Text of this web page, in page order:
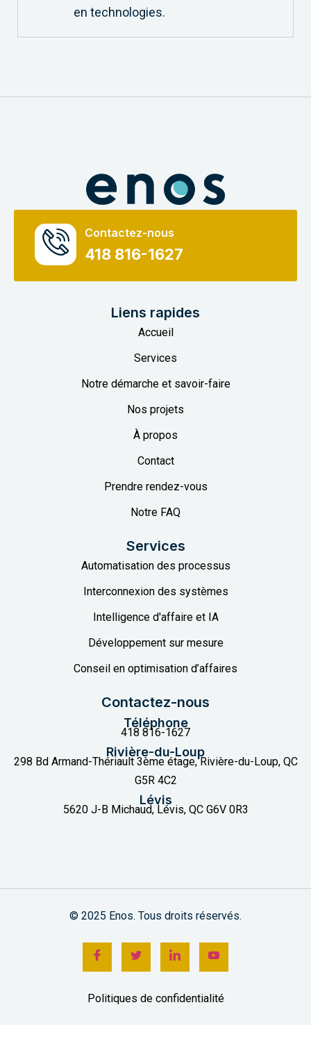
en technologies.
Contactez-nous
418 816-1627
Liens rapides
Accueil
Services
Notre démarche et savoir-faire
Nos projets
À propos
Contact
Prendre rendez-vous
Notre FAQ
Services
Automatisation des processus
Interconnexion des systèmes
Intelligence d'affaire et IA
Développement sur mesure
Conseil en optimisation d’affaires
Contactez-nous
Téléphone
418 816-1627
Rivière-du-Loup
298 Bd Armand-Thériault 3ème étage, Rivière-du-Loup, QC
G5R 4C2
Lévis
5620 J-B Michaud, Lévis, QC G6V 0R3
© 2025 Enos. Tous droits réservés.
Politiques de confidentialité